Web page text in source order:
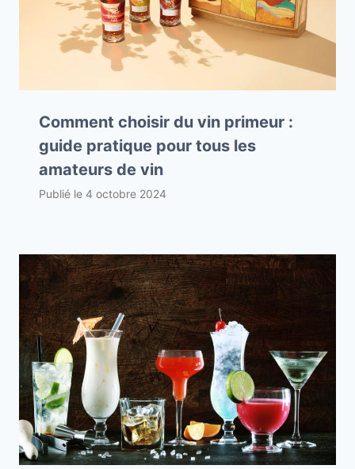
Comment choisir du vin primeur :
guide pratique pour tous les
amateurs de vin
Publié le 4 octobre 2024